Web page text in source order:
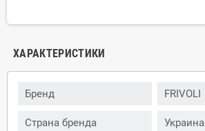
ХАРАКТЕРИСТИКИ
Бренд FRIVOLI
Страна бренда Украина